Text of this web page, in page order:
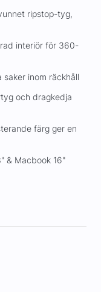
ripstop-tyg,
interiör för 360-
inom räckhåll
och dragkedja
färg ger en
& Macbook 16"